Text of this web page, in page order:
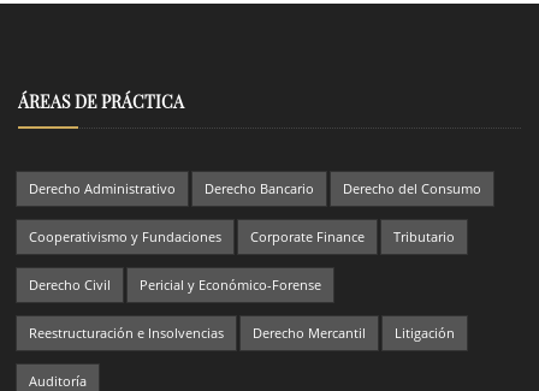
ÁREAS DE PRÁCTICA
Derecho Administrativo Derecho Bancario Derecho del Consumo
Cooperativismo y Fundaciones Corporate Finance Tributario
Derecho Civil Pericial y Económico-Forense
Reestructuración e Insolvencias Derecho Mercantil Litigación
Auditoría